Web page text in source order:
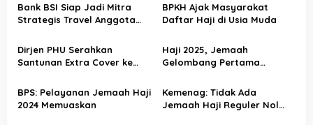
p
s
Bank BSI Siap Jadi Mitra
Strategis Travel Anggota
BPKH Ajak Masyarakat
Daftar Haji di Usia Muda
Dirjen PHU Serahkan
Santunan Extra Cover ke
Haji 2025, Jemaah
Gelombang Pertama
BPS: Pelayanan Jemaah Haji
2024 Memuaskan
Kemenag: Tidak Ada
Jemaah Haji Reguler Nol